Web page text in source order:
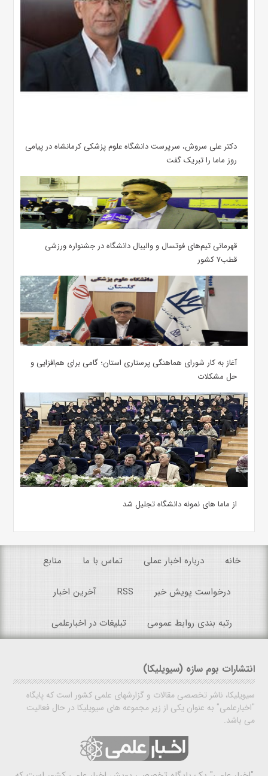
دکتر علی سروش، سرپرست دانشگاه علوم پزشکی کرمانشاه در پیامی
روز ماما را تبریک گفت
قهرمانی تیم‌های فوتسال و والیبال دانشگاه در جشنواره ورزشی
قطب۷ کشور
آغاز به کار شورای هماهنگی پرستاری استان؛ گامی برای هم‌افزایی و
حل مشکلات
از ماما های نمونه دانشگاه تجلیل شد
خانه درباره اخبار عملی تماس با ما منابع
درخواست پویش خبر RSS آخرین اخبار
رتبه بندی روابط عمومی تبلیغات در اخبارعلمی
انتشارات بوم سازه (سیویلیکا)
سیویلیکا، ناشر تخصصی مقالات و گزارشهای علمی کشور است که پایگاه
"اخبارعلمی" به عنوان یکی از زیر مجموعه های سیویلیکا در حال فعالیت
می باشد.